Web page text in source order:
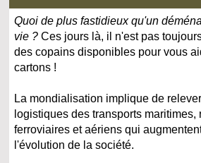
Quoi de plus fastidieux qu'un
vie ?Ces jours là, il n'est pas
des copains disponibles pour vous
cartons !
La mondialisation implique de
logistiques des transports maritimes,
ferroviaires et aériens qui
l'évolution de la société.